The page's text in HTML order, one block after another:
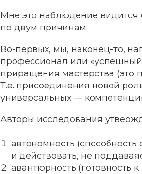
Мне это наблюдение
по двум причинам:
Во-первых, мы, наконец-то,
профессионал или «успешный
приращения мастерства (это
Т.е. присоединения новой
универсальных —
Авторы исследования
автономность
и действовать, не
авантюрность (готовность